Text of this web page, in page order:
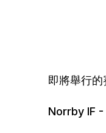
即將舉行的
Norrby IF